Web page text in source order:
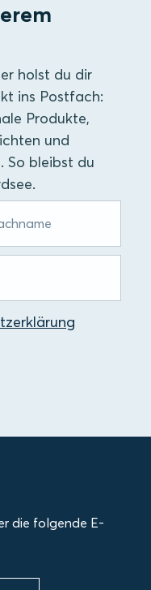
holst du dir
ins Postfach:
Produkte,
und
So bleibst du
die folgende E-